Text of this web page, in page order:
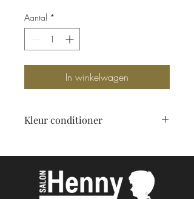
Aantal *
In winkelwagen
Kleur conditioner